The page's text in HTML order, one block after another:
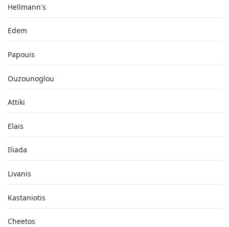
Hellmann's
Edem
Papouis
Ouzounoglou
Attiki
Elais
Iliada
Livanis
Kastaniotis
Cheetos